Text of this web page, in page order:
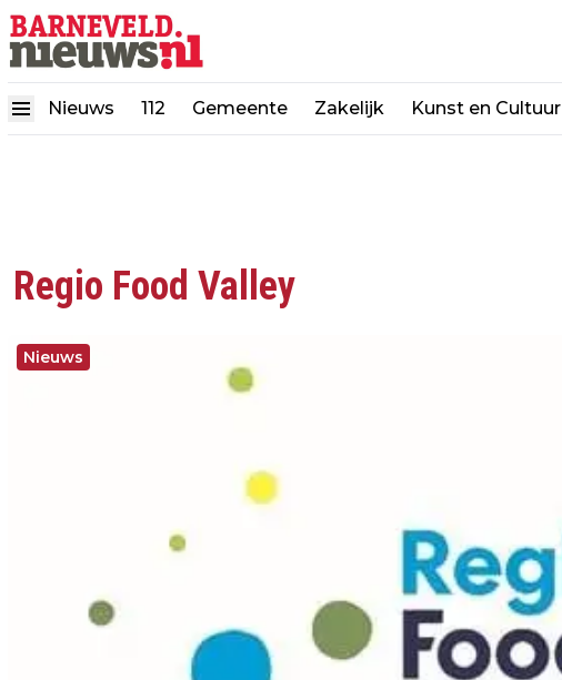
Nieuws 112 Gemeente Zakelijk Kunst en Cultuur
Regio Food Valley
Nieuws